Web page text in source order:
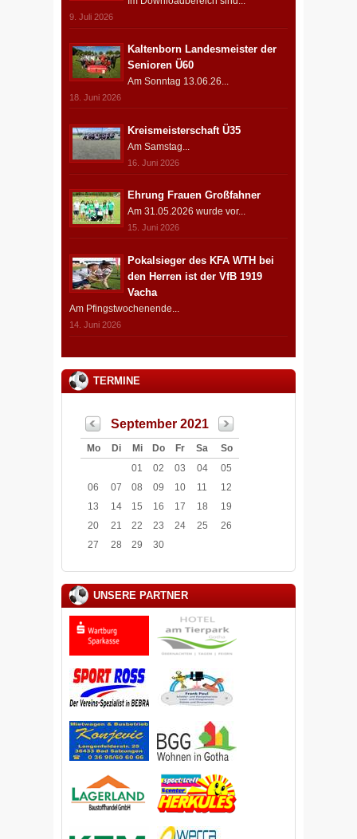
9. Juli 2026
Kaltenborn Landesmeister der
Senioren Ü60
Am Sonntag 13.06.26...
18. Juni 2026
Kreismeisterschaft Ü35
Am Samstag...
16. Juni 2026
Ehrung Frauen Großfahner
Am 31.05.2026 wurde vor...
15. Juni 2026
Pokalsieger des KFA WTH bei
den Herren ist der VfB 1919
Vacha
Am Pfingstwochenende...
14. Juni 2026
TERMINE
September 2021
Mo Di Mi Do Fr Sa
So
01
02 03 04
05
06
07 08 09 10 11
12
13
14 15 16 17 18
19
20
21 22 23 24 25
26
27
28 29 30
UNSERE PARTNER